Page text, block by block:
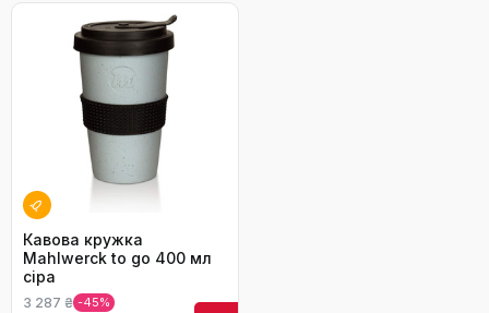
Кавова кружка
Mahlwerck to go 400 мл
сіра
3 287 ₴ -45%